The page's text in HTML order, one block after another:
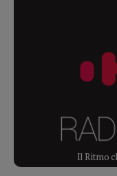
Il Ritmo